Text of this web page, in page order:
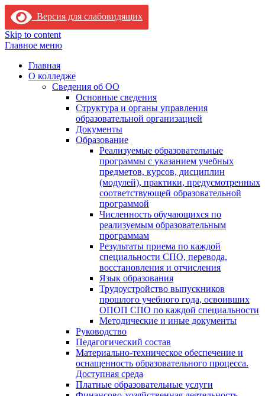
Версия для слабовидящих
Skip to content
Главное меню
Главная
О колледже
Сведения об ОО
Основные сведения
Структура и органы управления
образовательной организацией
Документы
Образование
Реализуемые образовательные
программы с указанием учебных
предметов, курсов, дисциплин
(модулей), практики, предусмотренных
соответствующей образовательной
программой
Численность обучающихся по
реализуемым образовательным
программам
Результаты приема по каждой
специальности СПО, перевода,
восстановления и отчисления
Язык образования
Трудоустройство выпускников
прошлого учебного года, освоивших
ОПОП СПО по каждой специальности
Методические и иные документы
Руководство
Педагогический состав
Материально-техническое обеспечение и
оснащенность образовательного процесса.
Доступная среда
Платные образовательные услуги